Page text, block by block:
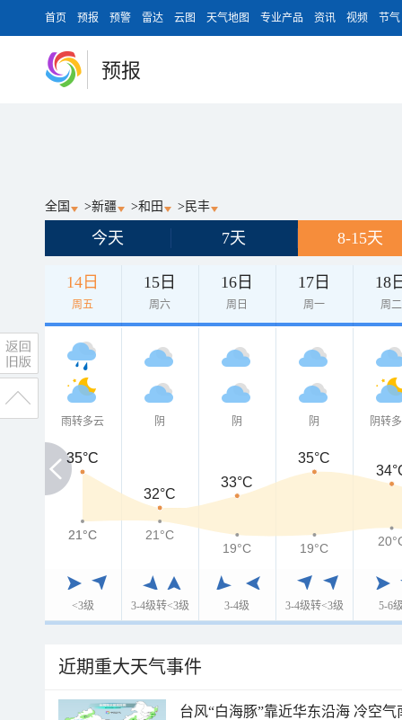
首页 预报 预警 雷达 云图 天气地图 专业产品 资讯 视频 节气
预报
全国 >新疆 >和田 > 民丰
今天 7天 8-15天
14日
周五
15日
周六
16日
周日
17日
周一
18
周二
雨转多云
<3级
阴
3-4级转<3级
阴
3-4级
阴
3-4级转<3级
阴转
5-6
35°C
35°C
32°C
33°C
35°C
21°C
21°C
21°C
19°C
19°C
近期重大天气事件
台风“白海豚”靠近华东沿海 冷空